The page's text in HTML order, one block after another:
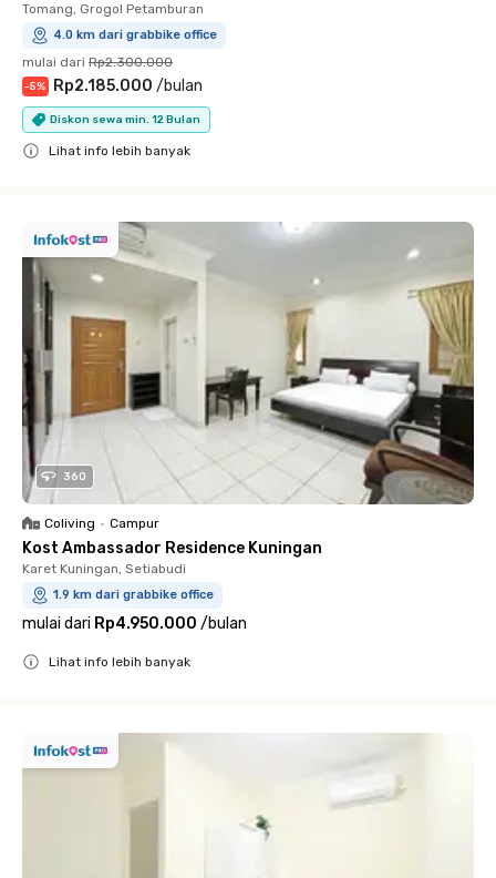
Tomang, Grogol Petamburan
4.0 km dari grabbike office
mulai dari Rp2.300.000
-5% Rp2.185.000 /bulan
Diskon sewa min. 12 Bulan
Lihat info lebih banyak
360
Coliving • Campur
Kost Ambassador Residence Kuningan
Karet Kuningan, Setiabudi
1.9 km dari grabbike office
mulai dari Rp4.950.000 /bulan
Lihat info lebih banyak